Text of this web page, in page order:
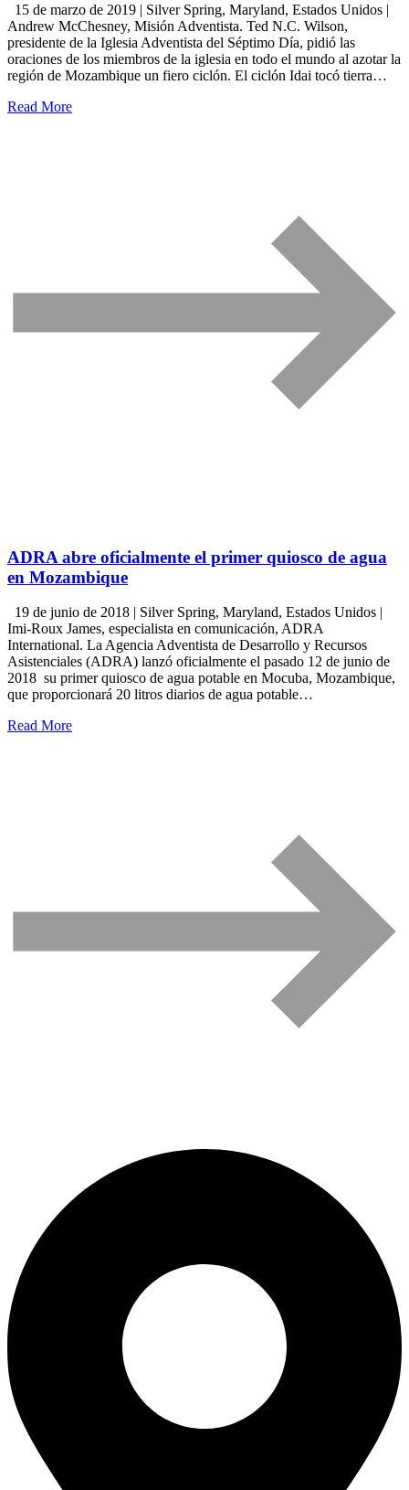
15 de marzo de 2019 | Silver Spring, Maryland, Estados Unidos |
Andrew McChesney, Misión Adventista. Ted N.C. Wilson,
presidente de la Iglesia Adventista del Séptimo Día, pidió las
oraciones de los miembros de la iglesia en todo el mundo al azotar la
región de Mozambique un fiero ciclón. El ciclón Idai tocó tierra…
Read More
ADRA abre oficialmente el primer quiosco de agua
en Mozambique
19 de junio de 2018 | Silver Spring, Maryland, Estados Unidos |
Imi-Roux James, especialista en comunicación, ADRA
International. La Agencia Adventista de Desarrollo y Recursos
Asistenciales (ADRA) lanzó oficialmente el pasado 12 de junio de
2018 su primer quiosco de agua potable en Mocuba, Mozambique,
que proporcionará 20 litros diarios de agua potable…
Read More